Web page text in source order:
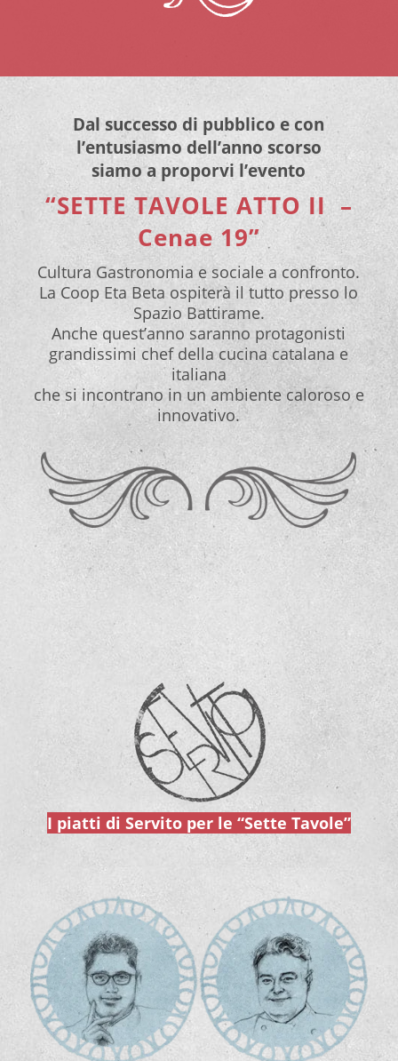
Dal successo di pubblico e con
l’entusiasmo dell’anno scorso
siamo a proporvi l’evento
“SETTE TAVOLE ATTO II –
Cenae 19”
Cultura Gastronomia e sociale a confronto.
La Coop Eta Beta ospiterà il tutto presso lo
Spazio Battirame.
Anche quest’anno saranno protagonisti
grandissimi chef della cucina catalana e
italiana
che si incontrano in un ambiente caloroso e
innovativo.
I piatti di Servito per le “Sette Tavole”